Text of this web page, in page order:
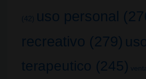
(42) uso personal
recreativo (279)
terapeutico (245)